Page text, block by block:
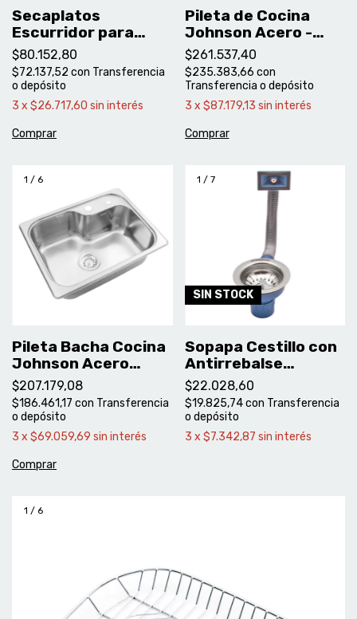
Secaplatos
Escurridor para
Pileta Johnson
Luxor SI55 Mini –
Caselm
$80.152,80
$72.137,52 con Transferencia
o depósito
3 x $26.717,60 sin interés
Pileta de Cocina
Johnson Acero -
Luxor SI71 AD
$261.537,40
$235.383,66 con
Transferencia o depósito
3 x $87.179,13 sin interés
1 / 6
Pileta Bacha Cocina
Johnson Acero
Luxor Mini Si55AD
$207.179,08
$186.461,17 con Transferencia
o depósito
3 x $69.059,69 sin interés
1 / 7
SIN STOCK
Sopapa Cestillo con
Antirrebalse
Johnson -
APISOCESUCR
$22.028,60
$19.825,74con Transferencia
o depósito
3 x $7.342,87 sin interés
1 / 6